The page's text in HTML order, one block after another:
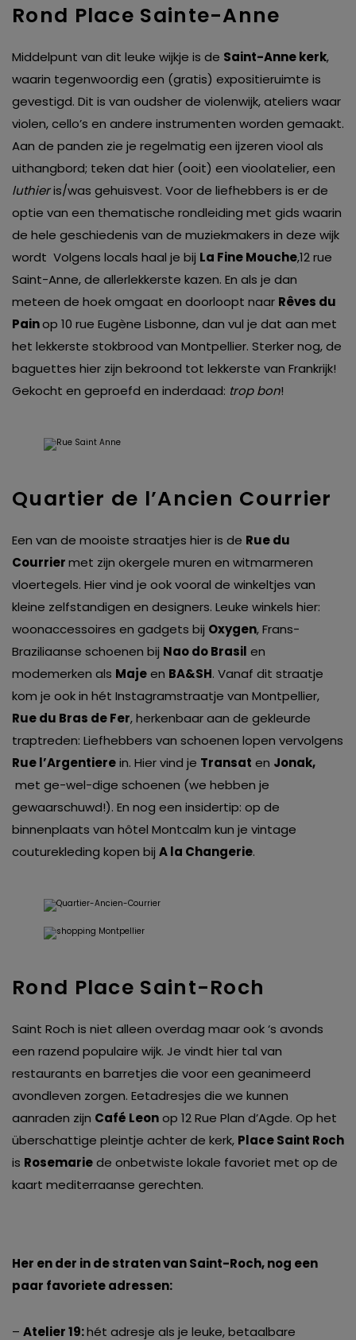
Rond Place Sainte-Anne
Middelpunt van dit leuke wijkje is de Saint-Anne kerk,
waarin tegenwoordig een (gratis) expositieruimte is
gevestigd. Dit is van oudsher de violenwijk, ateliers waar
violen, cello’s en andere instrumenten worden gemaakt.
Aan de panden zie je regelmatig een ijzeren viool als
uithangbord; teken dat hier (ooit) een vioolatelier, een
luthieris/was gehuisvest. Voor de liefhebbers is er de
optie van een thematische rondleiding met gids waarin
de hele geschiedenis van de muziekmakers in deze wijk
wordt Volgens locals haal je bij La Fine Mouche,12 rue
Saint-Anne, de allerlekkerste kazen. En als je dan
meteen de hoek omgaat en doorloopt naar Rêves du
Painop 10 rue Eugène Lisbonne, dan vul je dat aan met
het lekkerste stokbrood van Montpellier. Sterker nog, de
baguettes hier zijn bekroond tot lekkerste van Frankrijk!
Gekocht en geproefd en inderdaad: trop bon!
Quartier de l’Ancien Courrier
Een van de mooiste straatjes hier is de Rue du
Courriermet zijn okergele muren en witmarmeren
vloertegels. Hier vind je ook vooral de winkeltjes van
kleine zelfstandigen en designers. Leuke winkels hier:
woonaccessoires en gadgets bij Oxygen, Frans-
Braziliaanse schoenen bij Nao do Brasil en
modemerken als Majeen BA&SH. Vanaf dit straatje
kom je ook in hét Instagramstraatje van Montpellier,
Rue du Bras de Fer, herkenbaar aan de gekleurde
traptreden: Liefhebbers van schoenen lopen vervolgens
Rue l’Argentierein. Hier vind je Transat en Jonak,
met ge-wel-dige schoenen (we hebben je
gewaarschuwd!). En nog een insidertip: op de
binnenplaats van hôtel Montcalm kun je vintage
couturekleding kopen bij A la Changerie.
Rond Place Saint-Roch
Saint Roch is niet alleen overdag maar ook ‘s avonds
een razend populaire wijk. Je vindt hier tal van
restaurants en barretjes die voor een geanimeerd
avondleven zorgen. Eetadresjes die we kunnen
aanraden zijn Café Leonop 12 Rue Plan d’Agde. Op het
überschattige pleintje achter de kerk, Place Saint Roch
is Rosemariede onbetwiste lokale favoriet met op de
kaart mediterraanse gerechten.
Her en der in de straten van Saint-Roch, nog een
paar favoriete adressen:
– Atelier 19:hét adresje als je leuke, betaalbare